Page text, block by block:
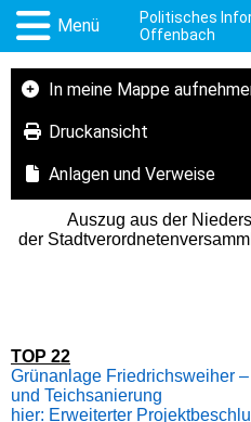
Menü
Politisches
Offenbach
In meine Mappe
Druckansicht
Anlagen und Verweise
Auszug aus der
der
TOP 22
Grünanlage Friedrichsweiher
und Teichsanierung
hier: Erweiterter